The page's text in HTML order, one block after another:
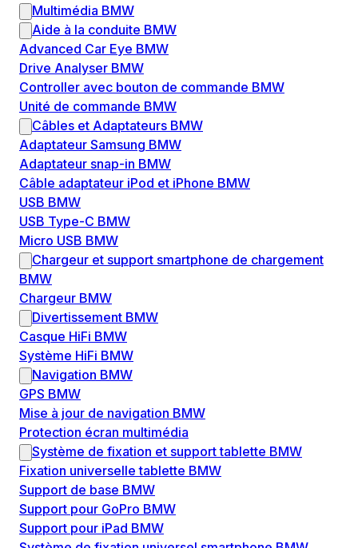
Multimédia BMW
Aide à la conduite BMW
Advanced Car Eye BMW
Drive Analyser BMW
Controller avec bouton de commande BMW
Unité de commande BMW
Câbles et Adaptateurs BMW
Adaptateur Samsung BMW
Adaptateur snap-in BMW
Câble adaptateur iPod et iPhone BMW
USB BMW
USB Type-C BMW
Micro USB BMW
Chargeur et support smartphone de chargement
BMW
Chargeur BMW
Divertissement BMW
Casque HiFi BMW
Système HiFi BMW
Navigation BMW
GPS BMW
Mise à jour de navigation BMW
Protection écran multimédia
Système de fixation et support tablette BMW
Fixation universelle tablette BMW
Support de base BMW
Support pour GoPro BMW
Support pour iPad BMW